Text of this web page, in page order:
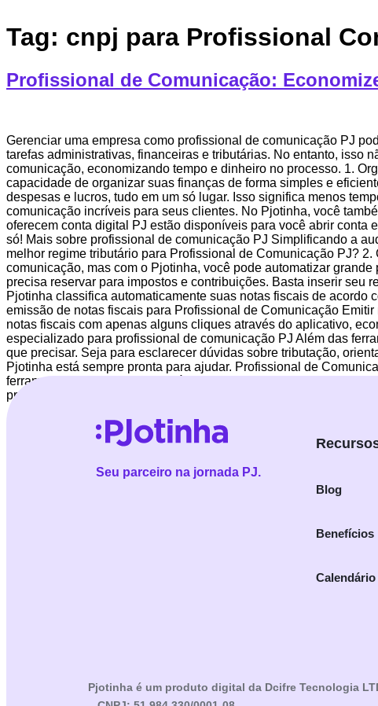
Tag: cnpj para Profissional
Profissional de Comunicação:
Gerenciar uma empresa como profissional de comunicação PJ
tarefas administrativas, financeiras e tributárias. No entanto, isso
comunicação, economizando tempo e dinheiro no processo. 1.
capacidade de organizar suas finanças de forma simples e
despesas e lucros, tudo em um só lugar. Isso significa menos
comunicação incríveis para seus clientes. No Pjotinha, você
oferecem conta digital PJ estão disponíveis para você abrir conta
só! Mais sobre profissional de comunicação PJ Simplificando a
melhor regime tributário para Profissional de Comunicação PJ?
comunicação, mas com o Pjotinha, você pode automatizar
precisa reservar para impostos e contribuições. Basta inserir seu
Pjotinha classifica automaticamente suas notas fiscais de
emissão de notas fiscais para Profissional de Comunicação
notas fiscais com apenas alguns cliques através do aplicativo,
especializado para profissional de comunicação PJ Além das
que precisar. Seja para esclarecer dúvidas sobre tributação,
Pjotinha está sempre pronta para ajudar. Profissional de
ferramentas e recursos necessários para garantir o sucesso do
profissional de comunicação de forma mais eficiente e rentável.
Seu parceiro na jornada PJ.
Blog
Benefícios
Pjotinha é um produto digital da Dcifre Tecnologia